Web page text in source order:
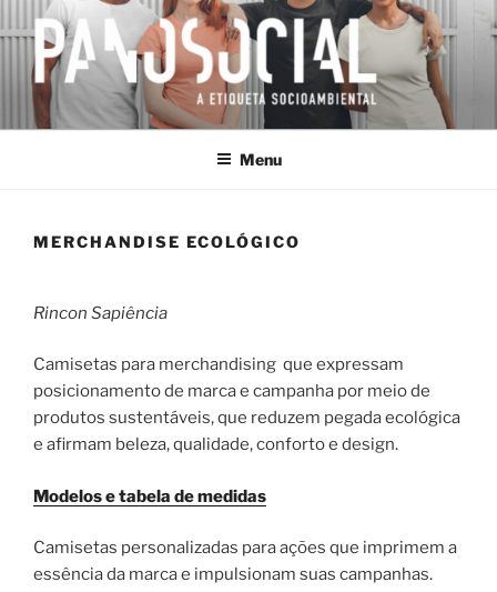
para
conteúdo
PANOSOCIAL
Uma estoria socioambiental
Menu
MERCHANDISE ECOLÓGICO
Rincon Sapiência
Camisetas para merchandising que expressam
posicionamento de marca e campanha por meio de
produtos sustentáveis, que reduzem pegada ecológica
e afirmam beleza, qualidade, conforto e design.
Modelos e tabela de medidas
Camisetas personalizadas para ações que imprimem a
essência da marca e impulsionam suas campanhas.